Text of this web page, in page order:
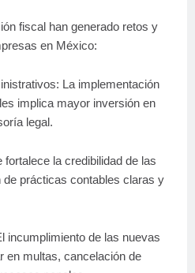
fiscal han generado retos y
en México:
La implementación
implica mayor inversión en
legal.
la credibilidad de las
prácticas contables claras y
incumplimiento de las nuevas
en multas, cancelación de